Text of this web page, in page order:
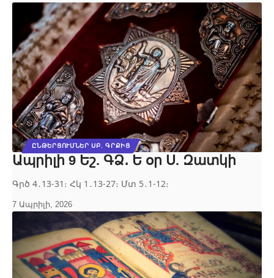
ԸՆԹԵՐՑՈՒՄՆԵՐ ՍԲ. ԳՐՔԻՑ
Ապրիլի 9 Եշ. ԳՁ․ Ե օր Ս. Զատկի
Գրծ 4․13‐31։ Հկ 1․13‐27։ Մտ 5․1‐12։
7 Ապրիլի, 2026